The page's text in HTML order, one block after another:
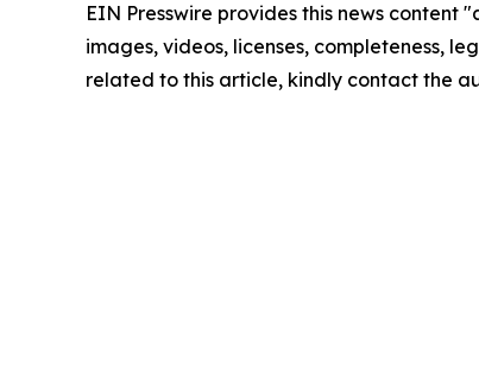
EIN Presswire provides this news
images, videos, licenses, completeness,
related to this article, kindly contact the